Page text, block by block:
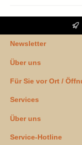
Newsletter
Über uns
Für Sie vor Ort /
Services
Über uns
Service-Hotline